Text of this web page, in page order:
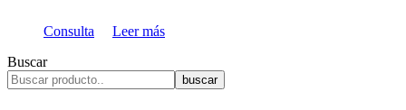
Consulta
Leer más
Buscar
buscar